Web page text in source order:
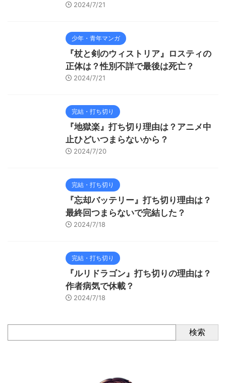
2024/7/21
少年・青年マンガ
『杖と剣のウィストリア』ロスティの
正体は？性別不詳で最後は死亡？
2024/7/21
完結・打ち切り
『地獄楽』打ち切り理由は？アニメ中
止ひどいつまらないから？
2024/7/20
完結・打ち切り
『忘却バッテリー』打ち切り理由は？
最終回つまらないで完結した？
2024/7/18
完結・打ち切り
『ルリドラゴン』打ち切りの理由は？
作者病気で休載？
2024/7/18
検索